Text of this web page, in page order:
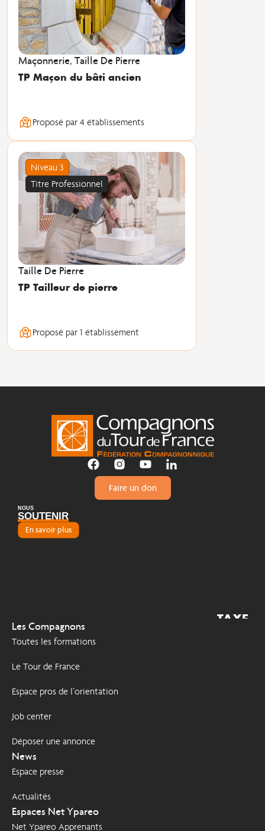
Maçonnerie, Taille De Pierre
TP Maçon du bâti ancien
Proposé par 4 établissements
Niveau 3
Titre Professionnel
Taille De Pierre
TP Tailleur de pierre
Proposé par 1 établissement
Faire un don
Les Compagnons
Toutes les formations
Le Tour de France
Espace pros de l’orientation
Job center
Déposer une annonce
News
Espace presse
Actualités
Espaces Net Ypareo
Net Ypareo Apprenants
NOUS
SOUTENIR
En savoir plus
TAXE